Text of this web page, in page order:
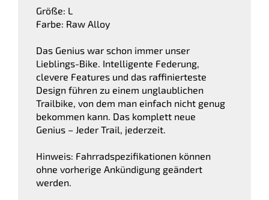
Größe: L
Farbe: Raw Alloy
Das Genius war schon immer unser
Lieblings-Bike. Intelligente Federung,
clevere Features und das raffinierteste
Design führen zu einem unglaublichen
Trailbike, von dem man einfach nicht genug
bekommen kann. Das komplett neue
Genius – Jeder Trail, jederzeit.
Hinweis: Fahrradspezifikationen können
ohne vorherige Ankündigung geändert
werden.